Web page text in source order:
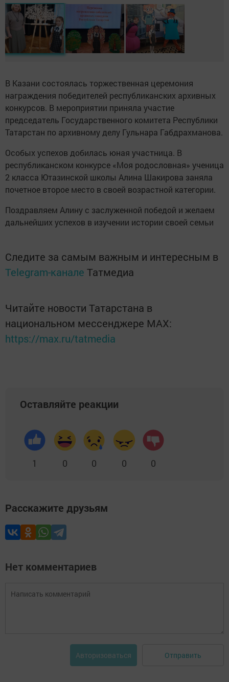
В Казани состоялась торжественная церемония
награждения победителей республиканских архивных
конкурсов. В мероприятии приняла участие
председатель Государственного комитета Республики
Татарстан по архивному делу Гульнара Габдрахманова.
Особых успехов добилась юная участница. В
республиканском конкурсе «Моя родословная» ученица
2 класса Ютазинской школы Алина Шакирова заняла
почетное второе место в своей возрастной категории.
Поздравляем Алину с заслуженной победой и желаем
дальнейших успехов в изучении истории своей семьи
Следите за самым важным и интересным в
Telegram-канале Татмедиа
Читайте новости Татарстана в
национальном мессенджере MАХ:
https://max.ru/tatmedia
Оставляйте реакции
1 0 0 0 0
Расскажите друзьям
Нет комментариев
Авторизоваться Отправить